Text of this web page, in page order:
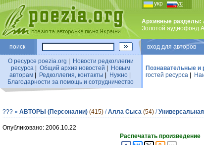
укр рус
Архивные разделы:
Золотой аудиофонд
поиск вход для авторов
О ресурсе poezia.org
Новости редколлегии
ресурса
Общий архив новостей
Новым
авторам| Редколлегия, контакты Нужно|
Благодарности за помощь и сотрудничество
Познавательные и
гостей ресурса
??? » АВТОРЫ (Персоналии) (415) /Алла Сыса (54) /
Опубликовано: 2006.10.22
Распечатать произведение